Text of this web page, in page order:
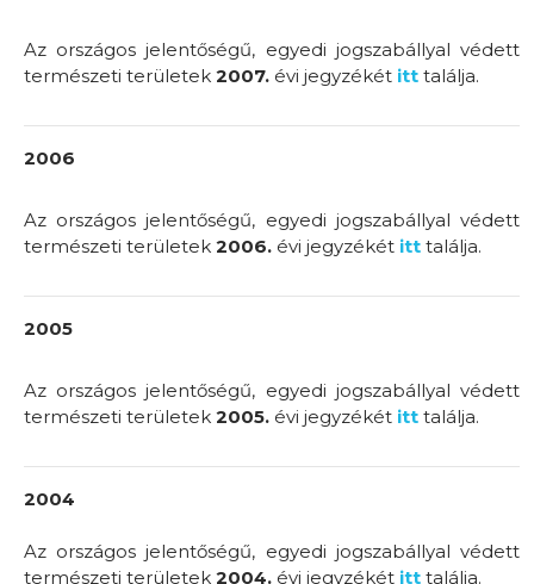
Az országos jelentőségű, egyedi jogszabállyal védett
természeti területek 2007. évi jegyzékét itt találja.
2006
Az országos jelentőségű, egyedi jogszabállyal védett
természeti területek 2006. évi jegyzékét itt találja.
2005
Az országos jelentőségű, egyedi jogszabállyal védett
természeti területek 2005. évi jegyzékét itt találja.
2004
Az országos jelentőségű, egyedi jogszabállyal védett
természeti területek 2004. évi jegyzékét itt találja.